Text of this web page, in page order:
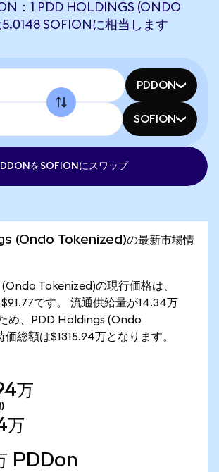
：1 PDD HOLDINGS (ONDO
SOFIONに相当します
PDDON
SOFION
をSOFIONにスワップ
(Ondo Tokenized)の最新市場情
Tokenized)の現行価格は、
です。 流通供給量が14.34万
め、PDD Holdings (Ondo
総額は$1315.94万となります。
万
)
万
PDDon